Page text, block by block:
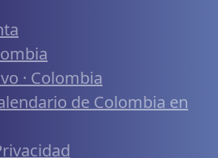
· Colombia
de Colombia en